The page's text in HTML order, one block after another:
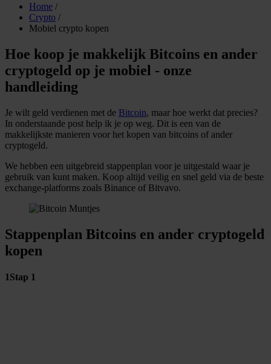
Home /
Crypto /
Mobiel crypto kopen
Hoe koop je makkelijk Bitcoins en ander
cryptogeld op je mobiel - onze
handleiding
Je wilt geld verdienen met de Bitcoin, maar hoe werkt dat precies?
In onderstaande post help ik je op weg. Dit is een van de
makkelijkste manieren voor het kopen van bitcoins of ander
cryptogeld.
We hebben een uitgebreid stappenplan voor je uitgestald waar je
gebruik van kunt maken. Koop altijd veilig en snel geld via de beste
exchange-platforms zoals Binance of Bitvavo.
Stappenplan Bitcoins en ander cryptogeld
kopen
1 Stap 1